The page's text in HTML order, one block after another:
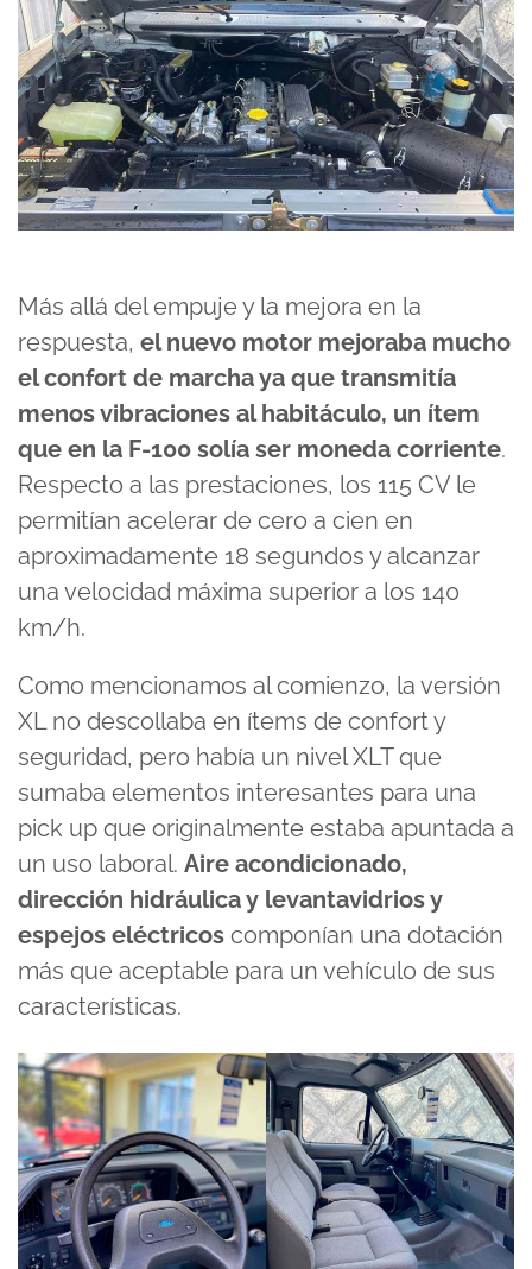
Más allá del empuje y la mejora en la
respuesta, el nuevo motor mejoraba mucho
el confort de marcha ya que transmitía
menos vibraciones al habitáculo, un ítem
que en la F-100 solía ser moneda corriente.
Respecto a las prestaciones, los 115 CV le
permitían acelerar de cero a cien en
aproximadamente 18 segundos y alcanzar
una velocidad máxima superior a los 140
km/h.
Como mencionamos al comienzo, la versión
XL no descollaba en ítems de confort y
seguridad, pero había un nivel XLT que
sumaba elementos interesantes para una
pick up que originalmente estaba apuntada a
un uso laboral. Aire acondicionado,
dirección hidráulica y levantavidrios y
espejos eléctricos componían una dotación
más que aceptable para un vehículo de sus
características.